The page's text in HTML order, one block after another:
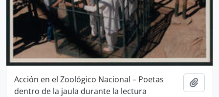
Acción en el Zoológico Nacional – Poetas
dentro de la jaula durante la lectura